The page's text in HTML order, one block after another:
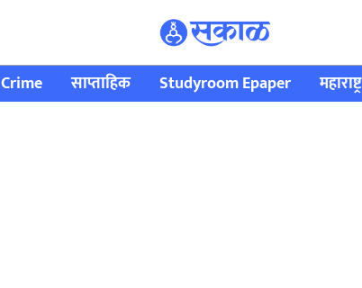
Crime साप्ताहिक Studyroom Epaper महाराष्ट्र